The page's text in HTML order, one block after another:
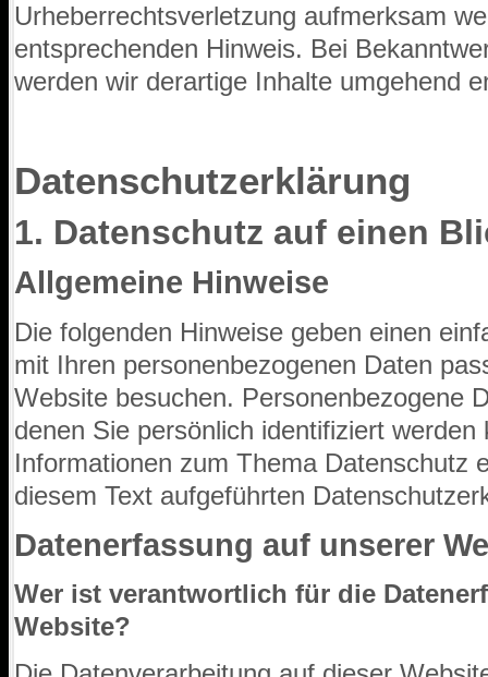
Urheberrechtsverletzung aufmerksam
entsprechenden Hinweis. Bei
werden wir derartige Inhalte umgehend
Datenschutzerklärung
1. Datenschutz auf einen
Allgemeine Hinweise
Die folgenden Hinweise geben einen
mit Ihren personenbezogenen Daten
Website besuchen. Personenbezogene
denen Sie persönlich identifiziert werden
Informationen zum Thema Datenschutz
diesem Text aufgeführten
Datenerfassung auf unserer
Wer ist verantwortlich für die
Website?